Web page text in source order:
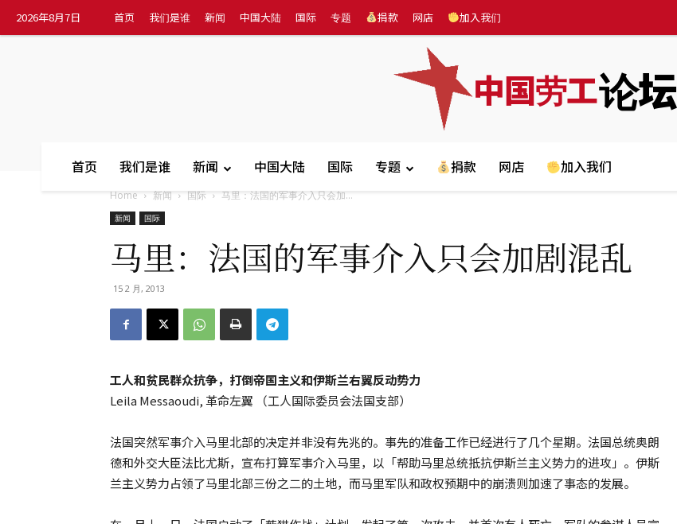
2026年8月7日 首页 我们是谁 新闻 中国大陆 国际 专题 捐款 网店 加入我们
中国劳工论坛
首页 我们是谁 新闻 中国大陆 国际 专题 捐款 网店 加入我们
Home 新闻 国际 马里：法国的军事介入只会加...
新闻 国际
马里：法国的军事介入只会加剧混乱
15 2 月, 2013
工人和贫民群众抗争，打倒帝国主义和伊斯兰右翼反动势力
Leila Messaoudi, 革命左翼 （工人国际委员会法国支部）
法国突然军事介入马里北部的决定并非没有先兆的。事先的准备工作已经进行了几个星期。法国总统奥朗
德和外交大臣法比尤斯，宣布打算军事介入马里，以「帮助马里总统抵抗伊斯兰主义势力的进攻」。伊斯
兰主义势力占领了马里北部三份之二的土地，而马里军队和政权预期中的崩溃则加速了事态的发展。